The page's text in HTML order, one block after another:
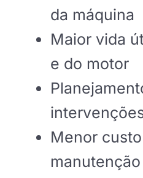
da máquina
Maior vida
e do motor
Menor
manutenção